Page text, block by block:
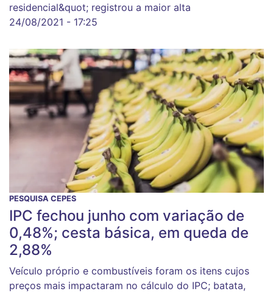
residencial&quot; registrou a maior alta
24/08/2021 - 17:25
PESQUISA CEPES
IPC fechou junho com variação de
0,48%; cesta básica, em queda de
2,88%
Veículo próprio e combustíveis foram os itens cujos
preços mais impactaram no cálculo do IPC; batata,